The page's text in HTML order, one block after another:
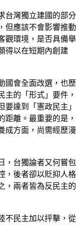
台灣獨立建國的部分
但應該不會影響推動
觀環境，是否具備舉
得以在短期內創建
國會全面改選，也歷
主的「形式」要件，
達到「憲政民主」
距離。最重要的是，
成方面，尚需經歷漫
，台獨論者又何嘗包
，後者卻以貶抑人格
，兩者皆為反民主的
不民主加以抨擊，從